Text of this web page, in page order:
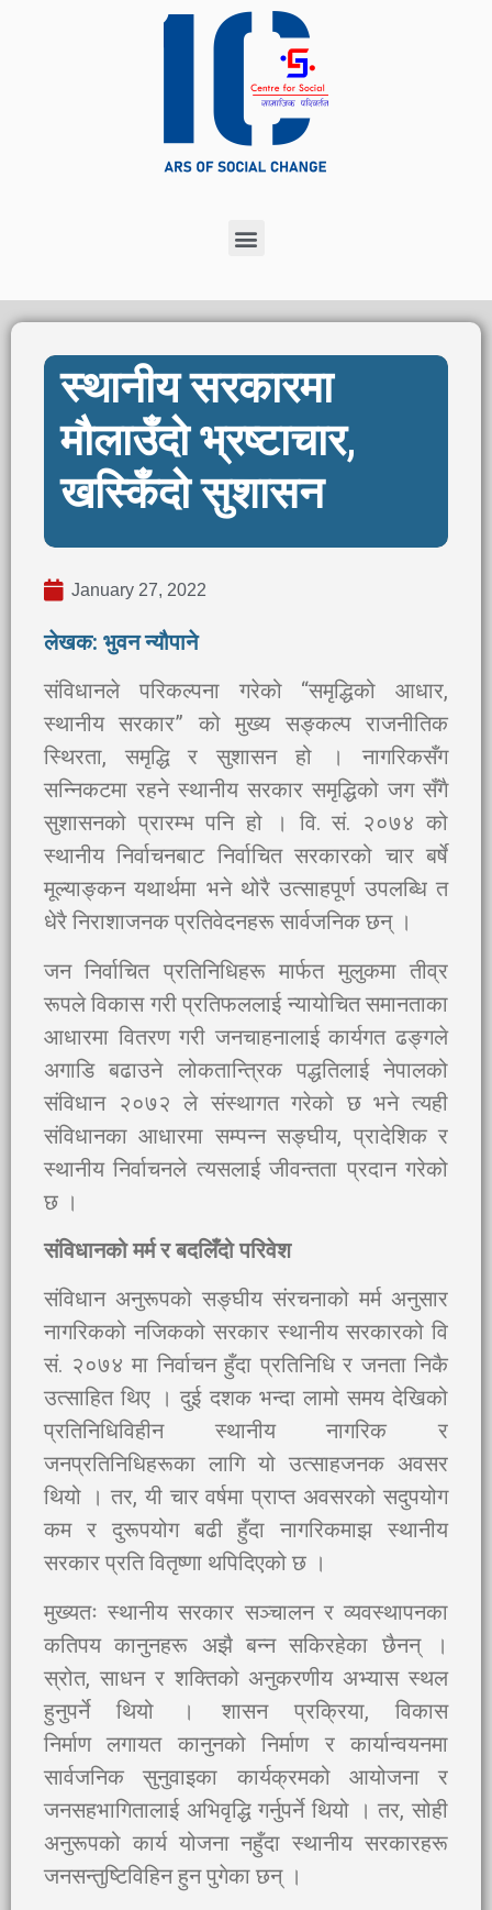
स्थानीय सरकारमा
मौलाउँदो भ्रष्टाचार,
खस्किँदो सुशासन
January 27, 2022
लेखक: भुवन न्यौपाने
संविधानले परिकल्पना गरेको “समृद्धिको आधार,
स्थानीय सरकार” को मुख्य सङ्कल्प राजनीतिक
स्थिरता, समृद्धि र सुशासन हो । नागरिकसँग
सन्निकटमा रहने स्थानीय सरकार समृद्धिको जग सँगै
सुशासनको प्रारम्भ पनि हो । वि. सं. २०७४ को
स्थानीय निर्वाचनबाट निर्वाचित सरकारको चार बर्षे
मूल्याङ्कन यथार्थमा भने थोरै उत्साहपूर्ण उपलब्धि त
धेरै निराशाजनक प्रतिवेदनहरू सार्वजनिक छन् ।
जन निर्वाचित प्रतिनिधिहरू मार्फत मुलुकमा तीव्र
रूपले विकास गरी प्रतिफललाई न्यायोचित समानताका
आधारमा वितरण गरी जनचाहनालाई कार्यगत ढङ्गले
अगाडि बढाउने लोकतान्त्रिक पद्धतिलाई नेपालको
संविधान २०७२ ले संस्थागत गरेको छ भने त्यही
संविधानका आधारमा सम्पन्न सङ्घीय, प्रादेशिक र
स्थानीय निर्वाचनले त्यसलाई जीवन्तता प्रदान गरेको
छ ।
संविधानको मर्म र बदलिँदो परिवेश
संविधान अनुरूपको सङ्घीय संरचनाको मर्म अनुसार
नागरिकको नजिकको सरकार स्थानीय सरकारको वि
सं. २०७४ मा निर्वाचन हुँदा प्रतिनिधि र जनता निकै
उत्साहित थिए । दुई दशक भन्दा लामो समय देखिको
प्रतिनिधिविहीन स्थानीय नागरिक र
जनप्रतिनिधिहरूका लागि यो उत्साहजनक अवसर
थियो । तर, यी चार वर्षमा प्राप्त अवसरको सदुपयोग
कम र दुरूपयोग बढी हुँदा नागरिकमाझ स्थानीय
सरकार प्रति वितृष्णा थपिदिएको छ ।
मुख्यतः स्थानीय सरकार सञ्चालन र व्यवस्थापनका
कतिपय कानुनहरू अझै बन्न सकिरहेका छैनन् ।
स्रोत, साधन र शक्तिको अनुकरणीय अभ्यास स्थल
हुनुपर्ने थियो । शासन प्रक्रिया, विकास
निर्माण लगायत कानुनको निर्माण र कार्यान्वयनमा
सार्वजनिक सुनुवाइका कार्यक्रमको आयोजना र
जनसहभागितालाई अभिवृद्धि गर्नुपर्ने थियो । तर, सोही
अनुरूपको कार्य योजना नहुँदा स्थानीय सरकारहरू
जनसन्तुष्टिविहिन हुन पुगेका छन् ।